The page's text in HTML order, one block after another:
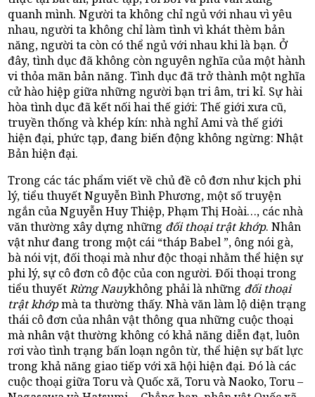
quanh mình. Người ta không chỉ ngủ với nhau vì yêu
nhau, người ta không chỉ làm tình vì khát thèm bản
năng, người ta còn có thể ngủ với nhau khi là bạn. Ở
đây, tình dục đã không còn nguyên nghĩa của một hành
vi thỏa mãn bản năng. Tình dục đã trở thành một nghĩa
cử hào hiệp giữa những người bạn tri âm, tri kỉ. Sự hài
hòa tình dục đã kết nối hai thế giới: Thế giới xưa cũ,
truyền thống và khép kín: nhà nghỉ Ami và thế giới
hiện đại, phức tạp, đang biến động không ngừng: Nhật
Bản hiện đại.
Trong các tác phẩm viết về chủ đề cô đơn như kịch phi
lý, tiểu thuyết Nguyễn Bình Phương, một số truyện
ngắn của Nguyễn Huy Thiệp, Phạm Thị Hoài…, các nhà
văn thường xây dựng những đối thoại trật khớp. Nhân
vật như đang trong một cái “tháp Babel ”, ông nói gà,
bà nói vịt, đối thoại mà như độc thoại nhằm thể hiện sự
phi lý, sự cô đơn cô độc của con người. Đối thoại trong
tiểu thuyếtRừng Nauykhông phải là những đối thoại
trật khớpmà ta thường thấy. Nhà văn làm lộ diện trạng
thái cô đơn của nhân vật thông qua những cuộc thoại
mà nhân vật thường không có khả năng diễn đạt, luôn
rơi vào tình trạng bấn loạn ngôn từ, thể hiện sự bất lực
trong khả năng giao tiếp với xã hội hiện đại. Đó là các
cuộc thoại giữa Toru và Quốc xã, Toru và Naoko, Toru –